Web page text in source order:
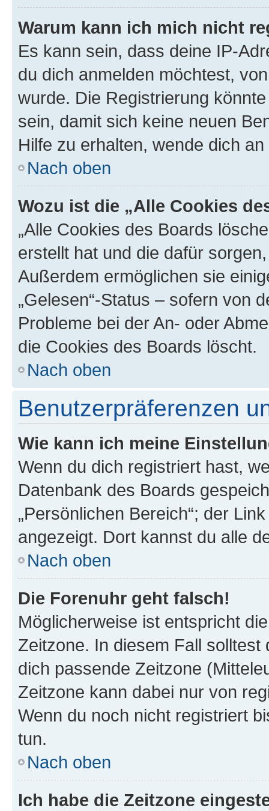
Warum kann ich mich nicht
Es kann sein, dass deine IP-
du dich anmelden möchtest,
wurde. Die Registrierung
sein, damit sich keine neuen
Hilfe zu erhalten, wende dich
Nach oben
Wozu ist die „Alle Cookies
„Alle Cookies des Boards
erstellt hat und die dafür
Außerdem ermöglichen sie
„Gelesen“-Status – sofern von
Probleme bei der An- oder
die Cookies des Boards löscht.
Nach oben
Benutzerpräferenzen
Wie kann ich meine
Wenn du dich registriert hast,
Datenbank des Boards
„Persönlichen Bereich“; der
angezeigt. Dort kannst du alle
Nach oben
Die Forenuhr geht falsch!
Möglicherweise ist entspricht
Zeitzone. In diesem Fall solltest
dich passende Zeitzone
Zeitzone kann dabei nur von
Wenn du noch nicht registriert
tun.
Nach oben
Ich habe die Zeitzone